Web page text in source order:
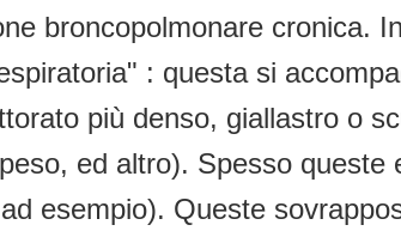
broncopolmonare cronica.
: questa si
più denso, giallastro o
ed altro). Spesso
esempio). Queste